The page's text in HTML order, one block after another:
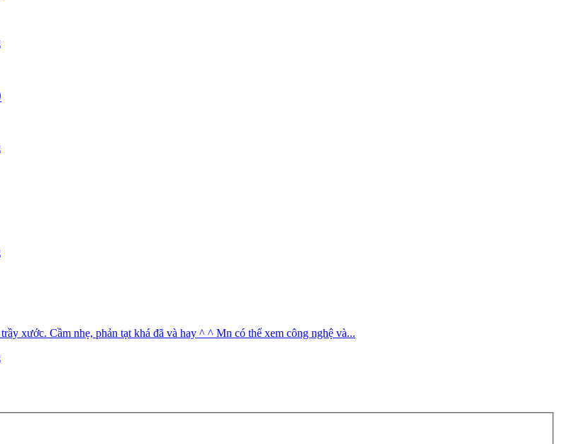
xước. Cầm nhẹ, phản tạt khá đã và hay ^ ^ Mn có thể xem công nghệ và...